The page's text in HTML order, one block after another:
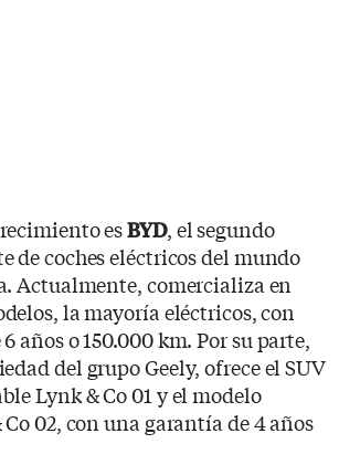
esBYD, el segundo
de coches eléctricos del mundo
Actualmente, comercializa en
la mayoría eléctricos, con
años o 150.000 km. Por su parte,
del grupo Geely, ofrece el SUV
Lynk & Co 01 y el modelo
02, con una garantía de 4 años